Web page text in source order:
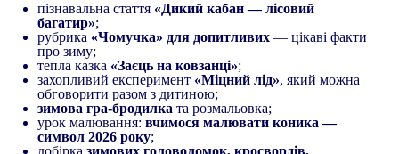
пізнавальна стаття «Дикий кабан — лісовий
багатир»;
рубрика «Чомучка» для допитливих— цікаві факти
про зиму;
тепла казка «Заєць на ковзанці»;
захопливий експеримент «Міцний лід», який можна
обговорити разом з дитиною;
зимова гра-бродилка та розмальовка;
урок малювання: вчимося малювати коника —
символ 2026 року;